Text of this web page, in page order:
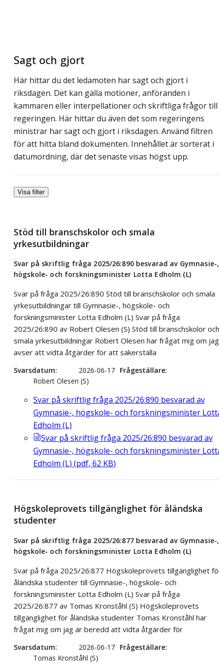
Sagt och gjort
Här hittar du det ledamoten har sagt och gjort i
riksdagen. Det kan gälla motioner, anföranden i
kammaren eller interpellationer och skriftliga frågor till
regeringen. Här hittar du även det som regeringens
ministrar har sagt och gjort i riksdagen. Använd filtren
för att hitta bland dokumenten. Innehållet är sorterat i
datumordning, där det senaste visas högst upp.
Visa filter
Stöd till branschskolor och smala
yrkesutbildningar
Svar på skriftlig fråga 2025/26:890 besvarad av Gymnasie-,
högskole- och forskningsminister Lotta Edholm (L)
Svar på fråga 2025/26:890 Stöd till branschskolor och smala
yrkesutbildningar till Gymnasie-, högskole- och
forskningsminister Lotta Edholm (L) Svar på fråga
2025/26:890 av Robert Olesen (S) Stöd till branschskolor och
smala yrkesutbildningar Robert Olesen har frågat mig om jag
avser att vidta åtgärder för att säkerställa
Svarsdatum 2026-06-17 Frågeställare
Robert Olesen (S)
Svar på skriftlig fråga 2025/26:890 besvarad av
Gymnasie-, högskole- och forskningsminister
Edholm (L)
Svar på skriftlig fråga 2025/26:890 besvarad av
Gymnasie-, högskole- och forskningsminister
Edholm (L) (pdf, 62 KB)
Högskoleprovets tillgänglighet för åländska
studenter
Svar på skriftlig fråga 2025/26:877 besvarad av Gymnasie-,
högskole- och forskningsminister Lotta Edholm (L)
Svar på fråga 2025/26:877 Högskoleprovets tillgänglighet
åländska studenter till Gymnasie-, högskole- och
forskningsminister Lotta Edholm (L) Svar på fråga
2025/26:877 av Tomas Kronståhl (S) Högskoleprovets
tillgänglighet för åländska studenter Tomas Kronståhl har
frågat mig om jag är beredd att vidta åtgärder för
Svarsdatum 2026-06-17 Frågeställare
Tomas Kronståhl (S)